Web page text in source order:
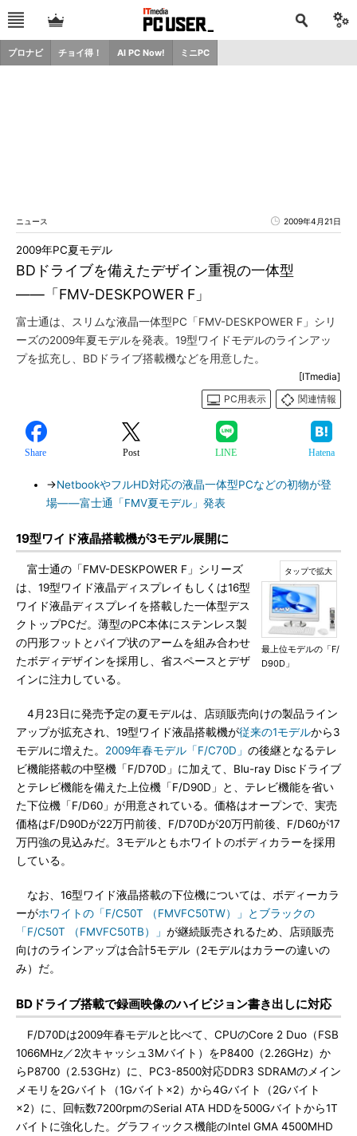
プロナビ チョイ得！ AI PC Now! ミニPC
ニュース 2009年4月21日
BDドライブを備えたデザイン重視の一体型
――「FMV-DESKPOWER F」
2009年PC夏モデル
富士通は、スリムな液晶一体型PC「FMV-DESKPOWER F」シリ
ーズの2009年夏モデルを発表。19型ワイドモデルのラインアッ
プを拡充し、BDドライブ搭載機などを用意した。
[ITmedia]
PC用表示
関連情報
Share Post LINE Hatena
→NetbookやフルHD対応の液晶一体型PCなどの初物が登
場――富士通「FMV夏モデル」発表
19型ワイド液晶搭載機が3モデル展開に
最上位モデルの「F/
D90D」
富士通の「FMV-DESKPOWER F」シリーズ
は、19型ワイド液晶ディスプレイもしくは16型
ワイド液晶ディスプレイを搭載した一体型デス
クトップPCだ。薄型のPC本体にステンレス製
の円形フットとパイプ状のアームを組み合わせ
たボディデザインを採用し、省スペースとデザ
インに注力している。
4月23日に発売予定の夏モデルは、店頭販売向けの製品ライン
アップが拡充され、19型ワイド液晶搭載機が従来の1モデルから3
モデルに増えた。 2009年春モデル「F/C70D」 の後継となるテレ
ビ機能搭載の中堅機「F/D70D」に加えて、Blu-ray Discドライブ
とテレビ機能を備えた上位機「F/D90D」と、テレビ機能を省い
た下位機「F/D60」が用意されている。価格はオープンで、実売
価格はF/D90Dが22万円前後、F/D70Dが20万円前後、F/D60が17
万円強の見込みだ。3モデルともホワイトのボディカラーを採用
している。
なお、16型ワイド液晶搭載の下位機については、ボディーカラ
ーがホワイトの「F/C50T （FMVFC50TW）」とブラックの
「F/C50T （FMVFC50TB）」 が継続販売されるため、店頭販売
向けのラインアップは合計5モデル（2モデルはカラーの違いの
み）だ。
BDドライブ搭載で録画映像のハイビジョン書き出しに対応
F/D70Dは2009年春モデルと比べて、CPUのCore 2 Duo（FSB
1066MHz／2次キャッシュ3Mバイト）をP8400（2.26GHz）か
らP8700（2.53GHz）に、PC3-8500対応DDR3 SDRAMのメイン
メモリを2Gバイト（1Gバイト×2）から4Gバイト（2Gバイト
×2）に、回転数7200rpmのSerial ATA HDDを500Gバイトから1T
バイトに強化した。グラフィックス機能のIntel GMA 4500MHD